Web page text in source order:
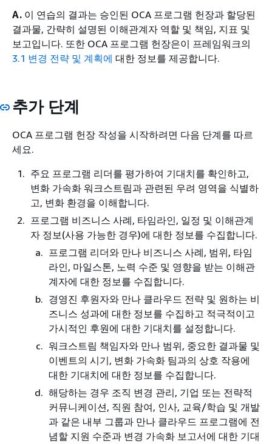
A. 이 연습의 결과는 승인된 OCA 프로그램 헌장과 할당된
결과물, 간략히 설명된 이해관계자 역할 및 책임, 지표 및
보고입니다. 또한 OCA 프로그램 헌장은이 프레임워크의
3.1 변경 전략 및 계획에 대한 정보를 제공합니다.
추가 단계
OCA 프로그램 헌장 작성을 시작하려면 다음 단계를 따르
세요.
주요 프로그램 리더를 평가하여 기대치를 확인하고,
변화 가속화 워크스트림과 관련된 우려 영역을 식별하
고, 변화 환경을 이해합니다.
프로그램 비즈니스 사례, 타임라인, 일정 및 이해관계
자 정보(사용 가능한 경우)에 대한 정보를 수집합니다.
프로그램 리더와 만나 비즈니스 사례, 범위, 타임
라인, 마일스톤, 노력 수준 및 영향을 받는 이해관
계자에 대한 정보를 수집합니다.
경영진 후원자와 만나 클라우드 전략 및 원하는 비
즈니스 성과에 대한 정보를 수집하고 적극적이고
가시적인 후원에 대한 기대치를 설정합니다.
워크스트림 책임자와 만나 범위, 중요한 결과물 및
이벤트의 시기, 변화 가속화 팀과의 상호 작용에
대한 기대치에 대한 정보를 수집합니다.
해당하는 경우 조직 변경 관리, 기업 또는 전략적
커뮤니케이션, 직원 참여, 인사, 교육/학습 및 개발
과 같은 내부 그룹과 만나 클라우드 프로그램에 전
념할 지원 수준과 변경 가속화 보고서에 대한 기대